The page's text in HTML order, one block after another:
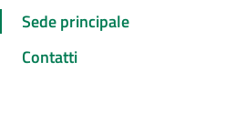
Sede principale
Contatti